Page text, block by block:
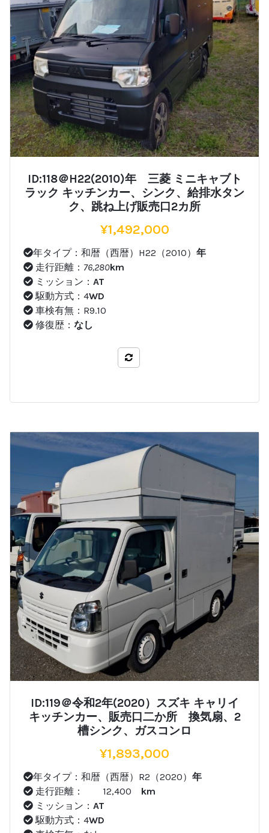
ID:118＠H22(2010)年 三菱 ミニキャブト
ラック キッチンカー、シンク、給排水タン
ク、跳ね上げ販売口2カ所
¥1,492,000
年タイプ：和暦（西暦）H22（2010） 年
走行距離： 76,280km
ミッション： AT
駆動方式：4WD
車検有無：R9.10
修復歴： なし
比較する
ID:119＠令和2年(2020）スズキ キャリイ
キッチンカー、販売口二か所 換気扇、2
槽シンク、ガスコンロ
¥1,893,000
年タイプ：和暦（西暦）R2（2020） 年
走行距離： 12,400 km
ミッション： AT
駆動方式：4WD